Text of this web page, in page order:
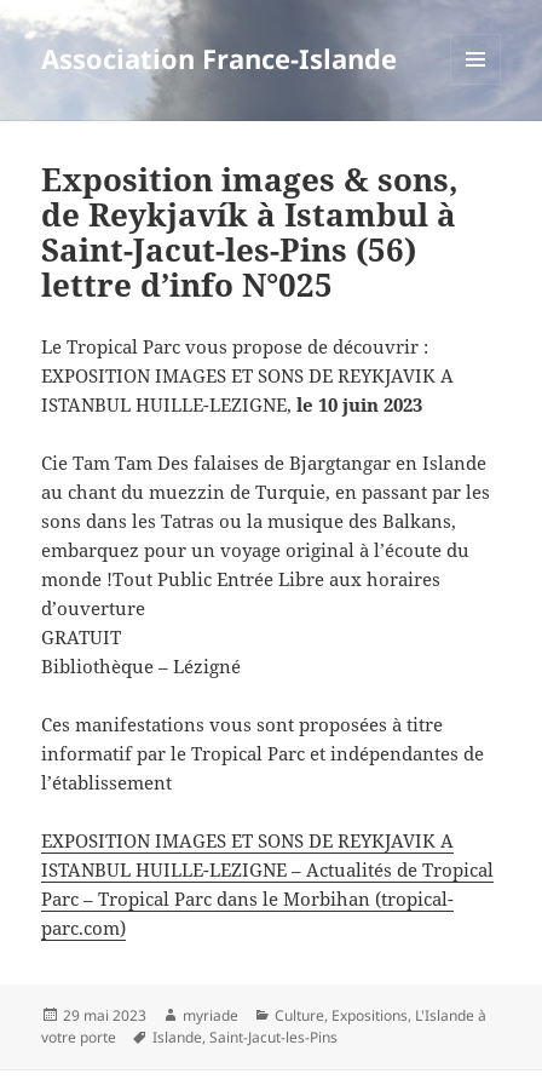
Association France-Islande
Exposition images & sons,
de Reykjavík à Istambul à
Saint-Jacut-les-Pins (56)
lettre d’info N°025
Le Tropical Parc vous propose de découvrir :
EXPOSITION IMAGES ET SONS DE REYKJAVIK A
ISTANBUL HUILLE-LEZIGNE,le 10 juin 2023
Cie Tam Tam Des falaises de Bjargtangar en Islande
au chant du muezzin de Turquie, en passant par les
sons dans les Tatras ou la musique des Balkans,
embarquez pour un voyage original à l’écoute du
monde !Tout Public Entrée Libre aux horaires
d’ouverture
GRATUIT
Bibliothèque – Lézigné
Ces manifestations vous sont proposées à titre
informatif par le Tropical Parc et indépendantes de
l’établissement
EXPOSITION IMAGES ET SONS DE REYKJAVIK A
ISTANBUL HUILLE-LEZIGNE – Actualités de Tropical
Parc – Tropical Parc dans le Morbihan (tropical-
parc.com)
Publié
le
29 mai 2023 Auteur
myriade Catégories
Culture, Expositions, L'Islande à
votre porte
Mots-
Islande,Saint-Jacut-les-Pins